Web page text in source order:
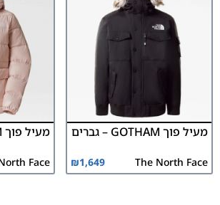
מעיל פוך GOTHAM – גברים
The North Face
₪1,649
מעיל פוך GOTHAM – נשים
Face